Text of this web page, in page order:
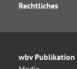
Rechtliches
wbv Publikation